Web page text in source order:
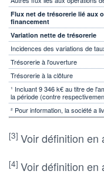
Flux net de trésorerie lié aux
financement
Variation nette de trésorerie
Incidences des variations de
Trésorerie à l'ouverture
Trésorerie à la clôture
¹ Incluant 9 346 k€ au titre de
la période (contre
² Pour information, la société a
[3] Voir définition en
[4] Voir définition en